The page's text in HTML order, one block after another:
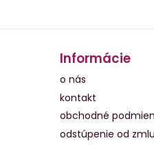
Informácie
o nás
kontakt
obchodné
odstúpenie od